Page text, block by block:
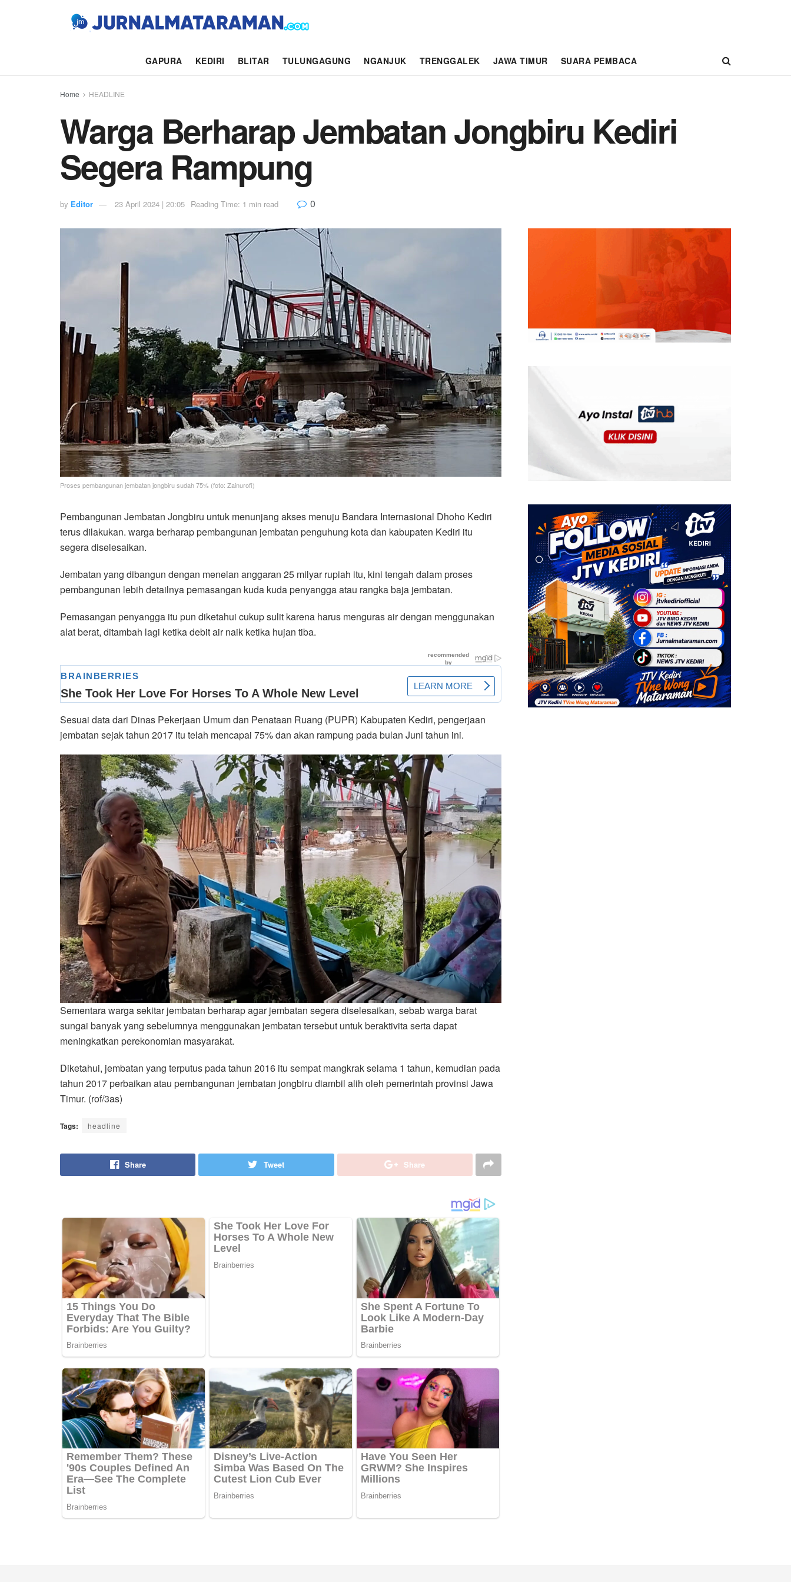
GAPURA KEDIRI BLITAR TULUNGAGUNG NGANJUK TRENGGALEK JAWA TIMUR SUARA PEMBACA
Home HEADLINE
Warga Berharap Jembatan Jongbiru Kediri
Segera Rampung
by Editor 23 April 2024 | 20:05 Reading Time: 1 min read 0
Proses pembangunan jembatan jongbiru sudah 75% (foto: Zainurofi)
Pembangunan Jembatan Jongbiru untuk menunjang akses menuju Bandara Internasional Dhoho Kediri
terus dilakukan. warga berharap pembangunan jembatan penguhung kota dan kabupaten Kediri itu
segera diselesaikan.
Jembatan yang dibangun dengan menelan anggaran 25 milyar rupiah itu, kini tengah dalam proses
pembangunan lebih detailnya pemasangan kuda kuda penyangga atau rangka baja jembatan.
Pemasangan penyangga itu pun diketahui cukup sulit karena harus menguras air dengan menggunakan
alat berat, ditambah lagi ketika debit air naik ketika hujan tiba.
Sesuai data dari Dinas Pekerjaan Umum dan Penataan Ruang (PUPR) Kabupaten Kediri, pengerjaan
jembatan sejak tahun 2017 itu telah mencapai 75% dan akan rampung pada bulan Juni tahun ini.
Sementara warga sekitar jembatan berharap agar jembatan segera diselesaikan, sebab warga barat
sungai banyak yang sebelumnya menggunakan jembatan tersebut untuk beraktivita serta dapat
meningkatkan perekonomian masyarakat.
Diketahui, jembatan yang terputus pada tahun 2016 itu sempat mangkrak selama 1 tahun, kemudian pada
tahun 2017 perbaikan atau pembangunan jembatan jongbiru diambil alih oleh pemerintah provinsi Jawa
Timur. (rof/3as)
Tags: headline
Share Tweet Share